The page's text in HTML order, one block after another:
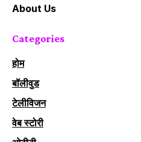
About Us
Categories
होम
बॉलीवुड
टेलीविजन
वेब स्टोरी